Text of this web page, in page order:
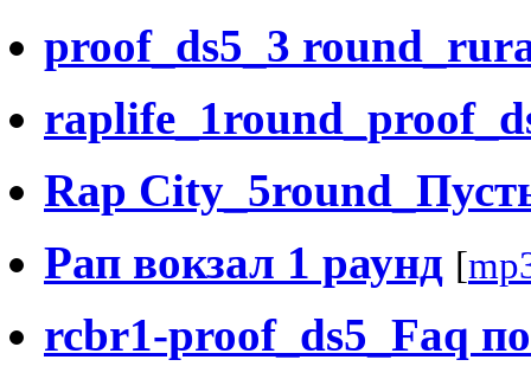
proof_ds5_3
Rap
Рап вокзал 1 раунд [
rcbr1-proof_ds5_Faq